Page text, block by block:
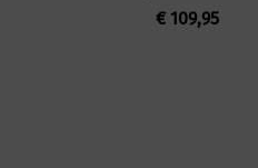
€109,95